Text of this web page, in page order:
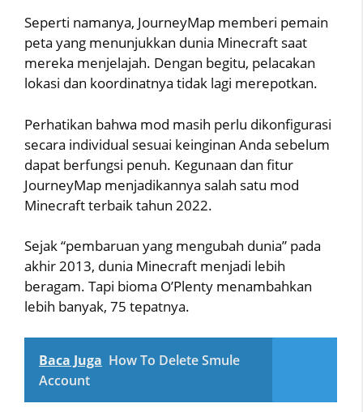
Seperti namanya, JourneyMap memberi pemain
peta yang menunjukkan dunia Minecraft saat
mereka menjelajah. Dengan begitu, pelacakan
lokasi dan koordinatnya tidak lagi merepotkan.
Perhatikan bahwa mod masih perlu dikonfigurasi
secara individual sesuai keinginan Anda sebelum
dapat berfungsi penuh. Kegunaan dan fitur
JourneyMap menjadikannya salah satu mod
Minecraft terbaik tahun 2022.
Sejak “pembaruan yang mengubah dunia” pada
akhir 2013, dunia Minecraft menjadi lebih
beragam. Tapi bioma O’Plenty menambahkan
lebih banyak, 75 tepatnya.
Baca Juga How To Delete Smule
Account